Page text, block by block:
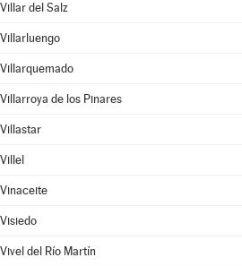
Villar del Salz
Villarluengo
Villarquemado
Villarroya de los Pinares
Villastar
Villel
Vinaceite
Visiedo
Vivel del Río Martín